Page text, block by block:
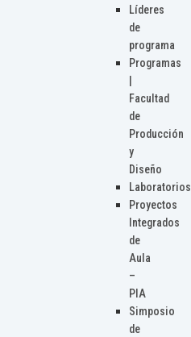
Líderes
de
programa
Programas
Facultad
de
Producción
y
Diseño
Laboratorios
Proyectos
Integrados
de
Aula
–
PIA
Simposio
de